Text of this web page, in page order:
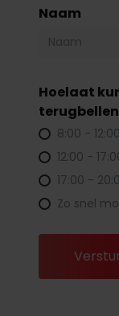
Naam
Hoelaat
8:00 - 12:00
12:00 -
17:00 -
Zo snel